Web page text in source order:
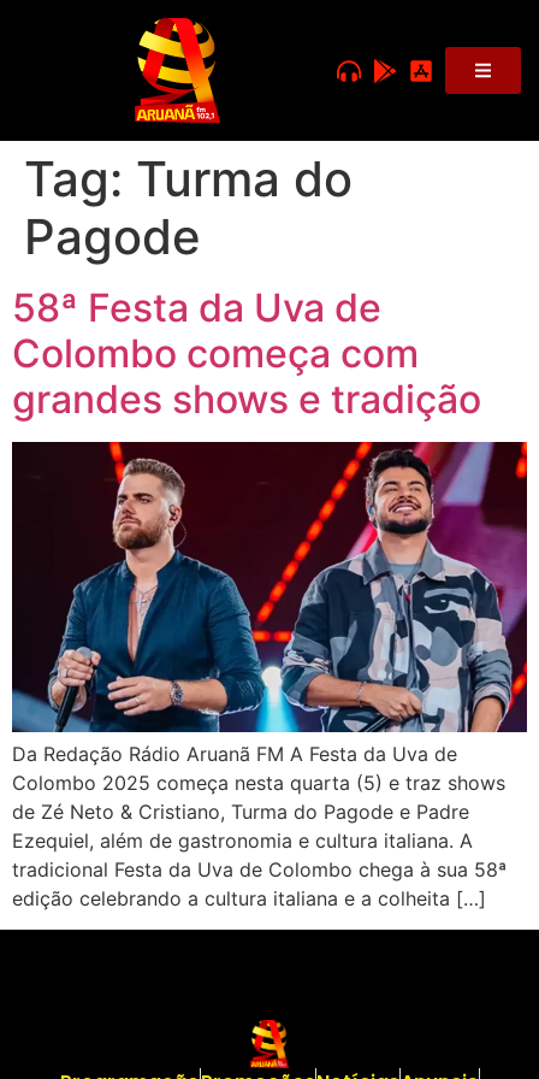
Tag: Turma do
Pagode
58ª Festa da Uva de
Colombo começa com
grandes shows e tradição
Da Redação Rádio Aruanã FM A Festa da Uva de
Colombo 2025 começa nesta quarta (5) e traz shows
de Zé Neto & Cristiano, Turma do Pagode e Padre
Ezequiel, além de gastronomia e cultura italiana. A
tradicional Festa da Uva de Colombo chega à sua 58ª
edição celebrando a cultura italiana e a colheita […]